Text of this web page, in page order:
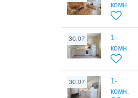
комн.
30.07
1-
комн.
30.07
1-
комн.